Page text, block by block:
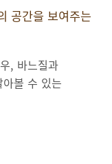
공간을 보여주는
, 바느질과
볼 수 있는